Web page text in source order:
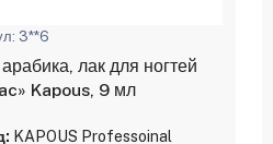
3**6
лак для ногтей
Kapous, 9 мл
KAPOUS Professoinal